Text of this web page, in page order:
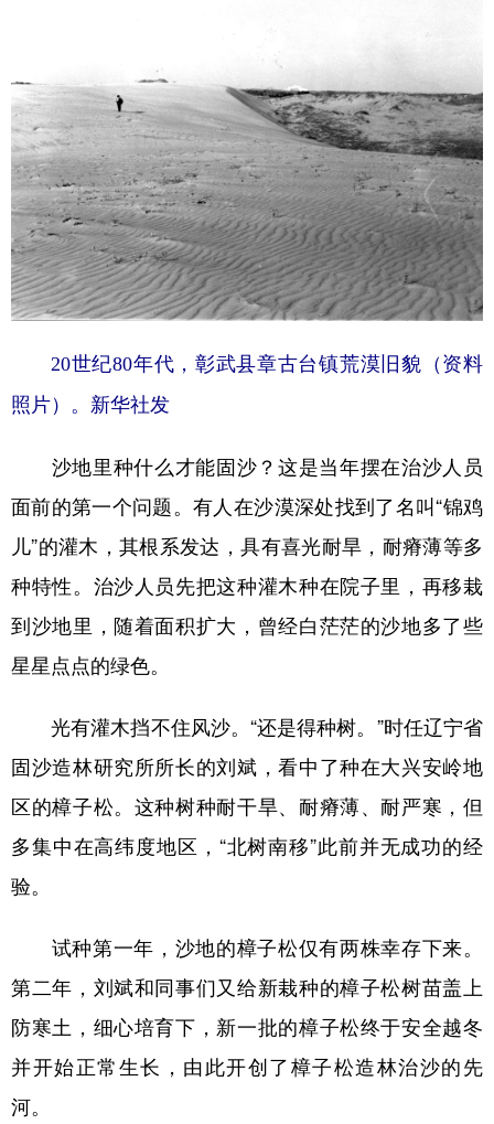
20世纪80年代，彰武县章古台镇荒漠旧貌（资料
照片）。新华社发
沙地里种什么才能固沙？这是当年摆在治沙人员
面前的第一个问题。有人在沙漠深处找到了名叫“锦鸡
儿”的灌木，其根系发达，具有喜光耐旱，耐瘠薄等多
种特性。治沙人员先把这种灌木种在院子里，再移栽
到沙地里，随着面积扩大，曾经白茫茫的沙地多了些
星星点点的绿色。
光有灌木挡不住风沙。“还是得种树。”时任辽宁省
固沙造林研究所所长的刘斌，看中了种在大兴安岭地
区的樟子松。这种树种耐干旱、耐瘠薄、耐严寒，但
多集中在高纬度地区，“北树南移”此前并无成功的经
验。
试种第一年，沙地的樟子松仅有两株幸存下来。
第二年，刘斌和同事们又给新栽种的樟子松树苗盖上
防寒土，细心培育下，新一批的樟子松终于安全越冬
并开始正常生长，由此开创了樟子松造林治沙的先
河。